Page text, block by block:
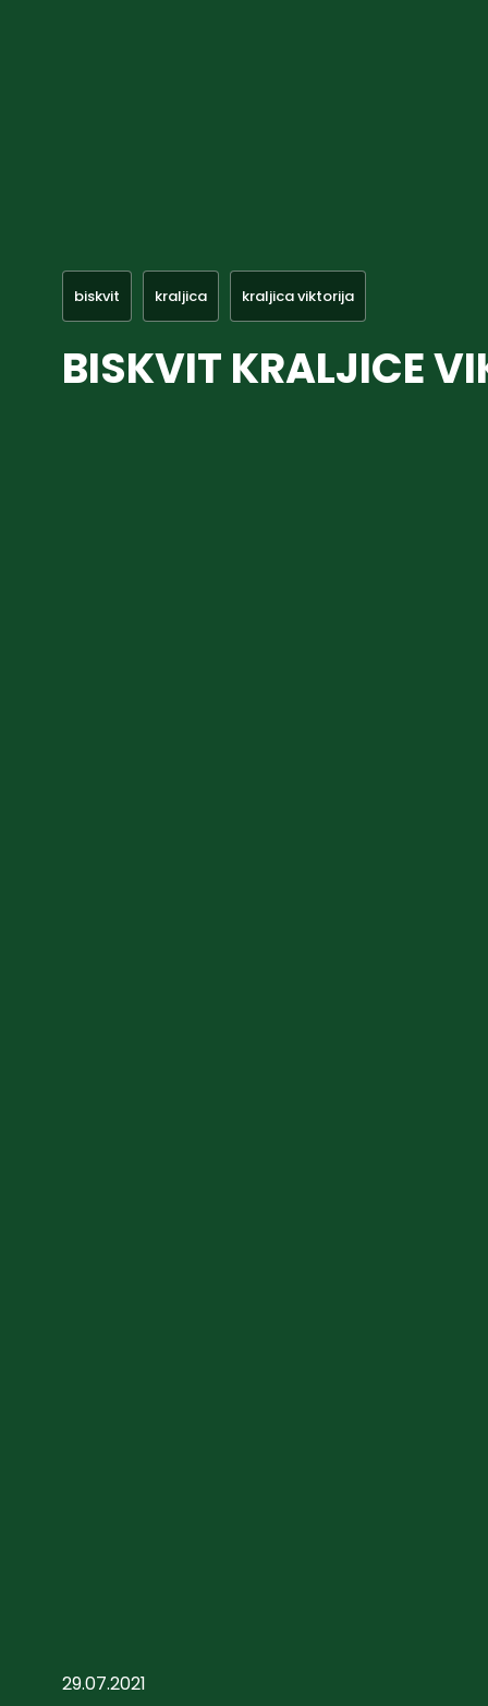
biskvit kraljica kraljica viktorija
BISKVIT KRALJICE
29.07.2021